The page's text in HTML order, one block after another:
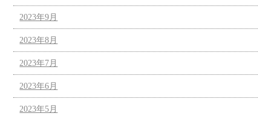
2023年9月
2023年8月
2023年7月
2023年6月
2023年5月